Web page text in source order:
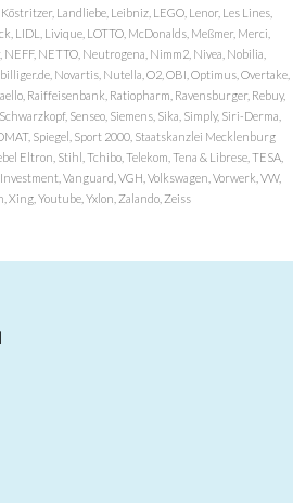
Landliebe, Leibniz, LEGO, Lenor, Les Lines,
LIDL, Livique, LOTTO, McDonalds, Meßmer, Merci,
NETTO, Neutrogena, Nimm2, Nivea, Nobilia,
Novartis, Nutella, O2, OBI, Optimus, Overtake,
Raiffeisenbank, Ratiopharm, Ravensburger, Rebuy,
Senseo, Siemens, Sika, Simply, Siri-Derma,
Spiegel, Sport 2000, Staatskanzlei Mecklenburg
Eltron, Stihl, Tchibo, Telekom, Tena & Librese, TESA,
Vanguard, VGH, Volkswagen, Vorwerk, VW,
Xing, Youtube, Yxlon, Zalando, Zeiss